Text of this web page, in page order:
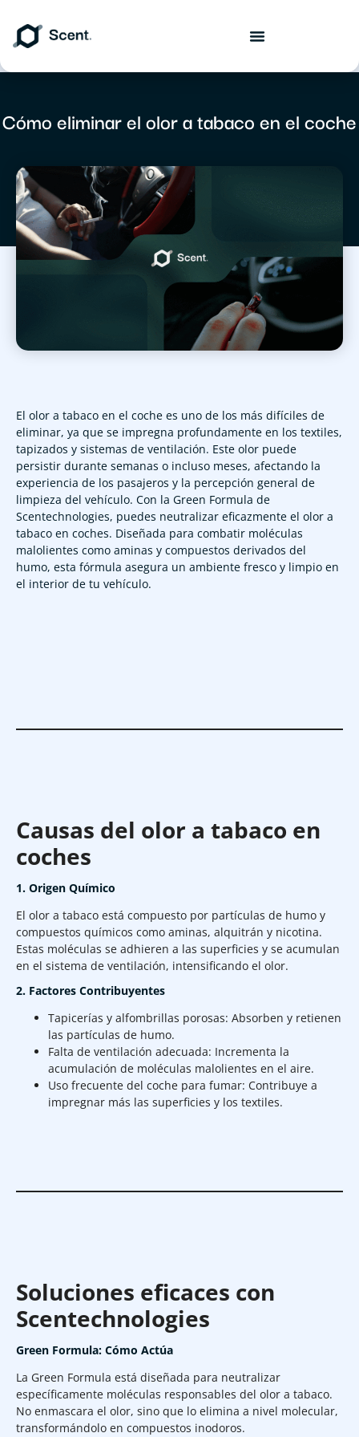
Cómo eliminar el olor a tabaco en el coche
El olor a tabaco en el coche es uno de los más difíciles de
eliminar, ya que se impregna profundamente en los textiles,
tapizados y sistemas de ventilación. Este olor puede
persistir durante semanas o incluso meses, afectando la
experiencia de los pasajeros y la percepción general de
limpieza del vehículo. Con la Green Formula de
Scentechnologies, puedes neutralizar eficazmente el olor a
tabaco en coches. Diseñada para combatir moléculas
malolientes como aminas y compuestos derivados del
humo, esta fórmula asegura un ambiente fresco y limpio en
el interior de tu vehículo.
Causas del olor a tabaco en
coches
1. Origen Químico
El olor a tabaco está compuesto por partículas de humo y
compuestos químicos como aminas, alquitrán y nicotina.
Estas moléculas se adhieren a las superficies y se acumulan
en el sistema de ventilación, intensificando el olor.
2. Factores Contribuyentes
Tapicerías y alfombrillas porosas: Absorben y retienen
las partículas de humo.
Falta de ventilación adecuada: Incrementa la
acumulación de moléculas malolientes en el aire.
Uso frecuente del coche para fumar: Contribuye a
impregnar más las superficies y los textiles.
Soluciones eficaces con
Scentechnologies
Green Formula: Cómo Actúa
La Green Formula está diseñada para neutralizar
específicamente moléculas responsables del olor a tabaco.
No enmascara el olor, sino que lo elimina a nivel molecular,
transformándolo en compuestos inodoros.